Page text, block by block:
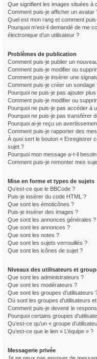
Que signifient les images situées à
Comment puis-je afficher un avatar
Quel est mon rang et comment
Pourquoi m’est-il demandé de me
électronique d’un utilisateur ?
Problèmes de publication
Comment puis-je publier un
Comment puis-je modifier ou
Comment puis-je insérer une
Comment puis-je créer un sondage
Pourquoi ne puis-je pas ajouter
Comment puis-je modifier ou
Pourquoi ne puis-je pas accéder à
Pourquoi ne puis-je pas transférer
Pourquoi ai-je reçu un
Comment puis-je rapporter des
À quoi sert le bouton « Enregistrer
sujet ?
Pourquoi mon message a-t-il
Comment puis-je remonter mes
Mise en forme et types de sujets
Qu’est-ce que le BBCode ?
Puis-je insérer du code HTML ?
Que sont les émoticônes ?
Puis-je insérer des images ?
Que sont les annonces générales ?
Que sont les annonces ?
Que sont les notes ?
Que sont les sujets verrouillés ?
Que sont les icônes de sujet ?
Niveaux des utilisateurs et
Que sont les administrateurs ?
Que sont les modérateurs ?
Que sont les groupes d’utilisateurs
Où sont les groupes d’utilisateurs
Comment puis-je devenir le
Pourquoi certains groupes
Qu’est-ce qu’un « groupe
Qu’est-ce que le lien « L’équipe » ?
Messagerie privée